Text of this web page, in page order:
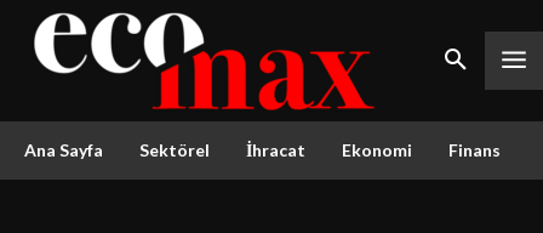
Ana Sayfa Sektörel İhracat Ekonomi Finans